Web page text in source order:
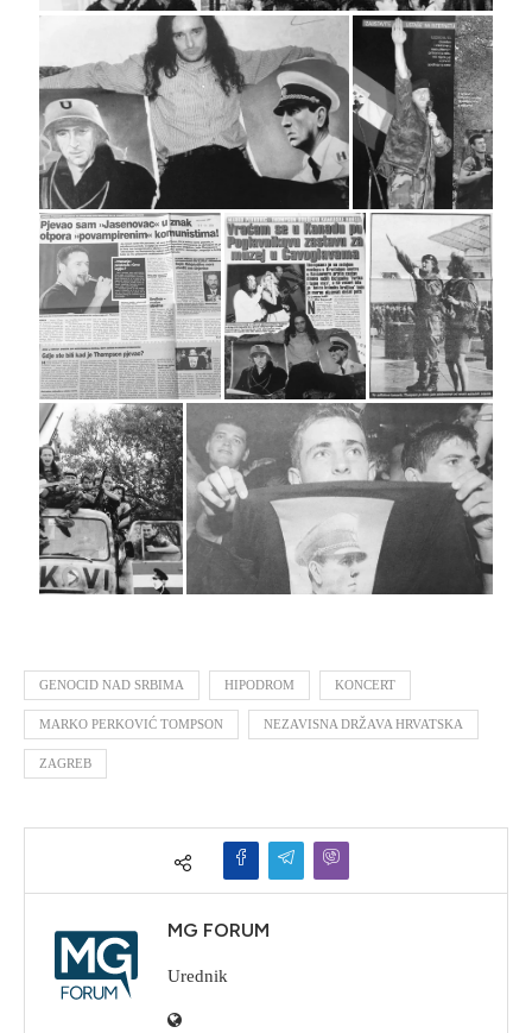
GENOCID NAD SRBIMA HIPODROM KONCERT
MARKO PERKOVIĆ TOMPSON NEZAVISNA DRŽAVA HRVATSKA
ZAGREB
MG FORUM
Urednik